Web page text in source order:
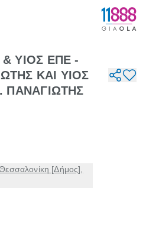
ΥΙΟΣ ΕΠΕ -
ΚΑΙ ΥΙΟΣ
ΠΑΝΑΓΙΩΤΗΣ
[Δήμος],